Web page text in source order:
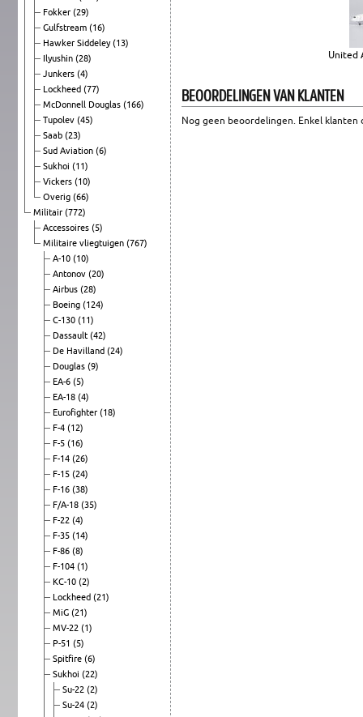
Fokker (29)
Gulfstream (16)
Hawker Siddeley(13)
Ilyushin (28)
Junkers (4)
Lockheed (77)
McDonnell Douglas (166)
Tupolev (45)
Saab (23)
Sud Aviation (6)
Sukhoi (11)
Vickers (10)
Overig (66)
Militair (772)
Accessoires (5)
Militaire vliegtuigen (767)
A-10 (10)
Antonov (20)
Airbus (28)
Boeing (124)
C-130 (11)
Dassault (42)
De Havilland (24)
Douglas (9)
EA-6 (5)
EA-18 (4)
Eurofighter (18)
F-4 (12)
F-5 (16)
F-14 (26)
F-15 (24)
F-16 (38)
F/A-18 (35)
F-22 (4)
F-35 (14)
F-86 (8)
F-104 (1)
KC-10 (2)
Lockheed (21)
MiG (21)
MV-22 (1)
P-51 (5)
Spitfire (6)
Sukhoi (22)
Su-22 (2)
Su-24 (2)
United
BEOORDELINGEN VAN KLANTEN
Nog geen beoordelingen. Enkel